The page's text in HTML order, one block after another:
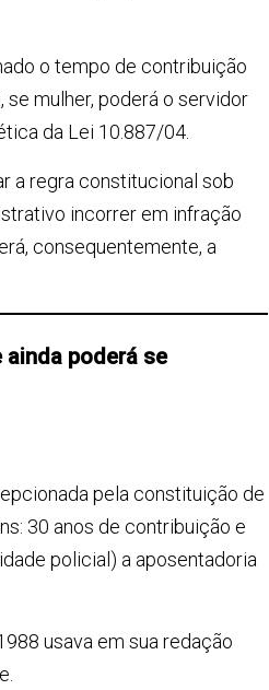
o tempo de contribuição
se mulher, poderá o servidor
da Lei 10.887/04.
a regra constitucional sob
incorrer em infração
consequentemente, a
ainda poderá se
pela constituição de
30 anos de contribuição e
policial) a aposentadoria
usava em sua redação